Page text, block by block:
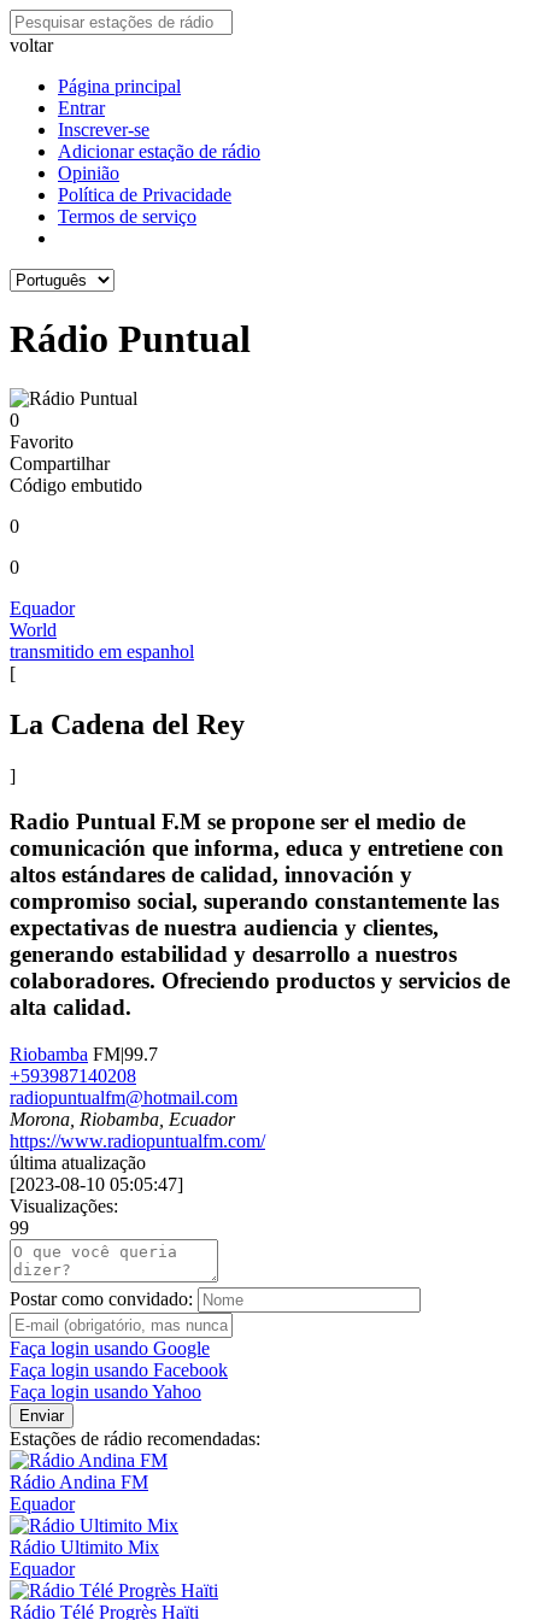
voltar
Página principal
Entrar
Inscrever-se
Adicionar estação de rádio
Opinião
Política de Privacidade
Termos de serviço
Rádio Puntual
0
Favorito
Compartilhar
Código embutido
0
0
Equador
World
transmitido em espanhol
[
La Cadena del Rey
]
Radio Puntual F.M se propone ser el medio de
comunicación que informa, educa y entretiene con
altos estándares de calidad, innovación y
compromiso social, superando constantemente las
expectativas de nuestra audiencia y clientes,
generando estabilidad y desarrollo a nuestros
colaboradores. Ofreciendo productos y servicios de
alta calidad.
Riobamba FM|99.7
+593987140208
radiopuntualfm@hotmail.com
Morona, Riobamba, Ecuador
https://www.radiopuntualfm.com/
última atualização
[2023-08-10 05:05:47]
Visualizações:
99
Postar como convidado:
Faça login usando Google
Faça login usando Facebook
Faça login usando Yahoo
Enviar
Estações de rádio recomendadas:
Rádio Andina FM
Equador
Rádio Ultimito Mix
Equador
Rádio Télé Progrès Haïti